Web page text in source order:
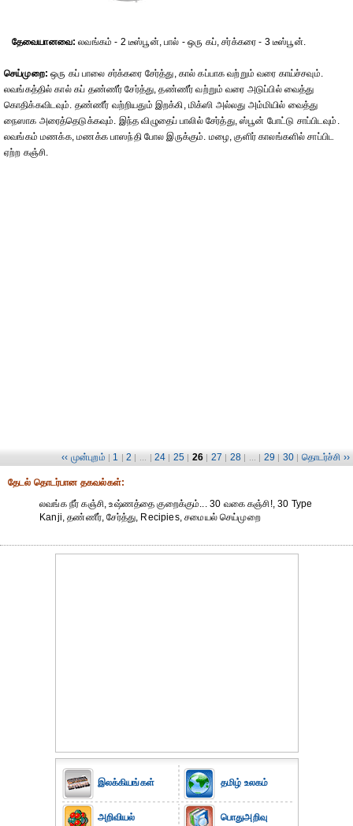
தேவையானவை: லவங்கம் - 2 டீஸ்பூன், பால் - ஒரு கப், சர்க்கரை - 3 டீஸ்பூன்.
செய்முறை: ஒரு கப் பாலை சர்க்கரை சேர்த்து, கால் கப்பாக வற்றும் வரை காய்ச்சவும்.
லவங்கத்தில் கால் கப் தண்ணீர் சேர்த்து, தண்ணீர் வற்றும் வரை அடுப்பில் வைத்து
கொதிக்கவிடவும். தண்ணீர் வற்றியதும் இறக்கி, மிக்ஸி அல்லது அம்மியில் வைத்து
நைஸாக அரைத்தெடுக்கவும். இந்த விழுதைப் பாலில் சேர்த்து, ஸ்பூன் போட்டு சாப்பிடவும்.
லவங்கம் மணக்க, மணக்க பாஸந்தி போல இருக்கும். மழை, குளிர் காலங்களில் சாப்பிட
ஏற்ற கஞ்சி.
‹‹ முன்புறம் | 1 | 2 | ... | 24 | 25 | 26 | 27 | 28 | ... | 29 | 30 | தொடர்ச்சி ››
தேட‌ல் தொட‌ர்பான தகவ‌ல்க‌ள்:
லவங்க நீர் கஞ்சி, உஷ்ணத்தை குறைக்கும்... 30 வகை கஞ்சி!, 30 Type
Kanji, தண்ணீர், சேர்த்து, Recipies, சமையல் செய்முறை
இலக்கியங்கள்
அறிவியல்
தமிழ் உலகம்
பொதுஅறிவு